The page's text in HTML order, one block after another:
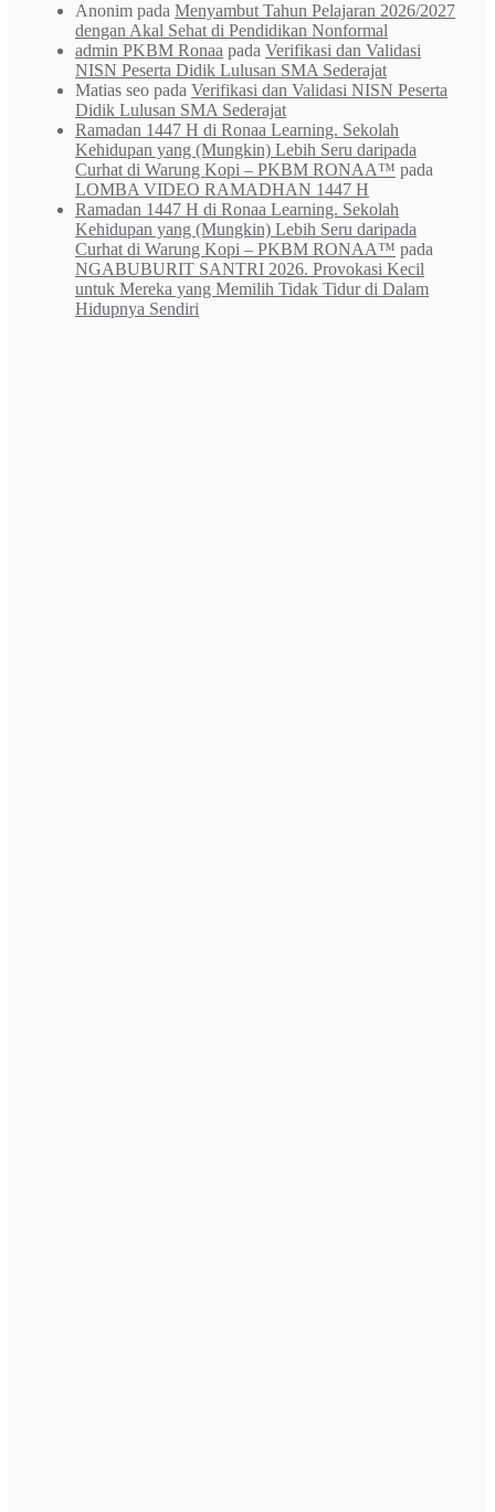
Anonim pada Menyambut Tahun Pelajaran 2026/2027
dengan Akal Sehat di Pendidikan Nonformal
admin PKBM Ronaa pada Verifikasi dan Validasi
NISN Peserta Didik Lulusan SMA Sederajat
Matias seo pada Verifikasi dan Validasi NISN Peserta
Didik Lulusan SMA Sederajat
Ramadan 1447 H di Ronaa Learning. Sekolah
Kehidupan yang (Mungkin) Lebih Seru daripada
Curhat di Warung Kopi – PKBM RONAA™ pada
LOMBA VIDEO RAMADHAN 1447 H
Ramadan 1447 H di Ronaa Learning. Sekolah
Kehidupan yang (Mungkin) Lebih Seru daripada
Curhat di Warung Kopi – PKBM RONAA™ pada
NGABUBURIT SANTRI 2026. Provokasi Kecil
untuk Mereka yang Memilih Tidak Tidur di Dalam
Hidupnya Sendiri